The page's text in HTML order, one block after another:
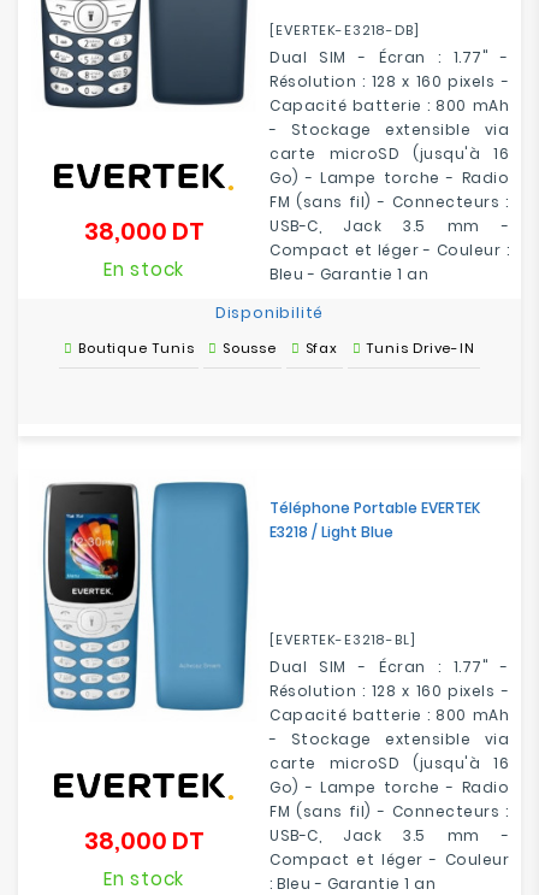
[EVERTEK-E3218-DB]
Dual SIM - Écran : 1.77" -
Résolution : 128 x 160 pixels -
Capacité batterie : 800 mAh
- Stockage extensible via
carte microSD (jusqu'à 16
Go) - Lampe torche - Radio
FM (sans fil) - Connecteurs :
USB-C, Jack 3.5 mm -
Compact et léger - Couleur :
Bleu - Garantie 1 an
38,000 DTPrix
En stock
Disponibilité
Boutique Tunis Sousse Sfax Tunis Drive-IN
Téléphone Portable EVERTEK
E3218 / Light Blue
[EVERTEK-E3218-BL]
Dual SIM - Écran : 1.77" -
Résolution : 128 x 160 pixels -
Capacité batterie : 800 mAh
- Stockage extensible via
carte microSD (jusqu'à 16
Go) - Lampe torche - Radio
FM (sans fil) - Connecteurs :
USB-C, Jack 3.5 mm -
Compact et léger - Couleur
: Bleu - Garantie 1 an
38,000 DTPrix
En stock